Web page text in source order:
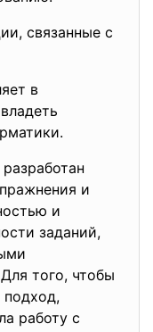
связанные с
в
и
и
заданий,
того, чтобы
подход,
работу с